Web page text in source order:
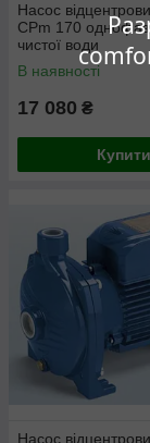
Насос
CPm 170
чистої води
В наявності
17 080 ₴
Купити
Насос